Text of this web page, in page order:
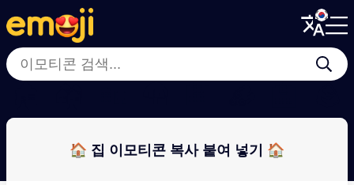
Menu
Close
Menu
Close
🏠 집 이모티콘 복사 붙여 넣기 🏠